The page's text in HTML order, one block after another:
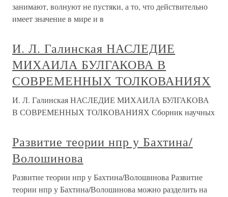
занимают, волнуют не пустяки, а то, что действительно
имеет значение в мире и в
И. Л. Галинская НАСЛЕДИЕ
МИХАИЛА БУЛГАКОВА В
СОВРЕМЕННЫХ ТОЛКОВАНИЯХ
И. Л. Галинская НАСЛЕДИЕ МИХАИЛА БУЛГАКОВА
В СОВРЕМЕННЫХ ТОЛКОВАНИЯХ Сборник научных
Развитие теории нпр у Бахтина/
Волошинова
Развитие теории нпр у Бахтина/Волошинова Развитие
теории нпр у Бахтина/Волошинова можно разделить на